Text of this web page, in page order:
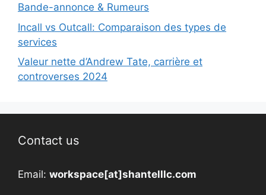
Bande-annonce & Rumeurs
Incall vs Outcall: Comparaison des types de
services
Valeur nette d’Andrew Tate, carrière et
controverses 2024
Contact us
Email: workspace[at]shantelllc.com